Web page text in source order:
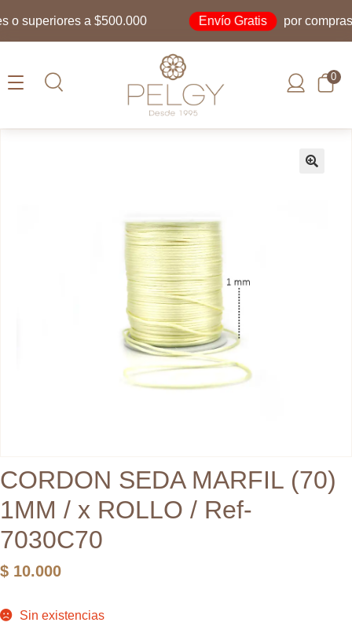
superiores a $500.000 Envío Gratis por compras
0
CORDON SEDA MARFIL (70)
1MM / x ROLLO / Ref-
7030C70
$ 10.000
Sin existencias